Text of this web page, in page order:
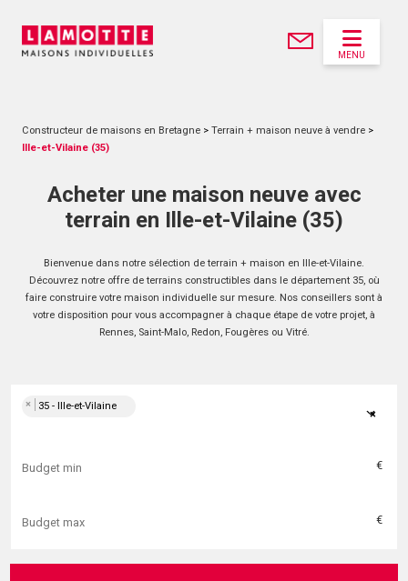
MENU
Constructeur de maisons en Bretagne > Terrain + maison neuve à vendre >
Ille-et-Vilaine (35)
Acheter une maison neuve avec
terrain en Ille-et-Vilaine (35)
Bienvenue dans notre sélection de terrain + maison en Ille-et-Vilaine.
Découvrez notre offre de terrains constructibles dans le département 35, où
faire construire votre maison individuelle sur mesure. Nos conseillers sont à
votre disposition pour vous accompagner à chaque étape de votre projet, à
Rennes, Saint-Malo, Redon, Fougères ou Vitré.
×
× 35 - Ille-et-Vilaine
€
€